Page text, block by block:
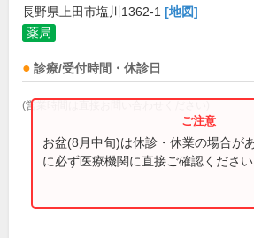
長野県上田市塩川1362-1 [地図]
薬局
診療/受付時間・休診日
(営業時間は直接お問い合わせください)
お盆(8月中旬)は休診・休業の場合が
に必ず医療機関に直接ご確認ください